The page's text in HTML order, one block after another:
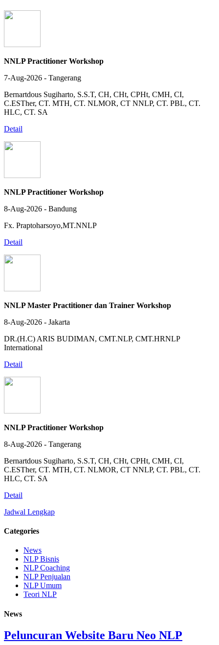
NNLP Practitioner Workshop
7-Aug-2026 - Tangerang
Bernartdous Sugiharto, S.S.T, CH, CHt, CPHt, CMH, CI,
C.ESTher, CT. MTH, CT. NLMOR, CT NNLP, CT. PBL, CT.
HLC, CT. SA
Detail
NNLP Practitioner Workshop
8-Aug-2026 - Bandung
Fx. Praptoharsoyo,MT.NNLP
Detail
NNLP Master Practitioner dan Trainer Workshop
8-Aug-2026 - Jakarta
DR.(H.C) ARIS BUDIMAN, CMT.NLP, CMT.HRNLP
International
Detail
NNLP Practitioner Workshop
8-Aug-2026 - Tangerang
Bernartdous Sugiharto, S.S.T, CH, CHt, CPHt, CMH, CI,
C.ESTher, CT. MTH, CT. NLMOR, CT NNLP, CT. PBL, CT.
HLC, CT. SA
Detail
Jadwal Lengkap
Categories
News
NLP Bisnis
NLP Coaching
NLP Penjualan
NLP Umum
Teori NLP
News
Peluncuran Website Baru Neo NLP